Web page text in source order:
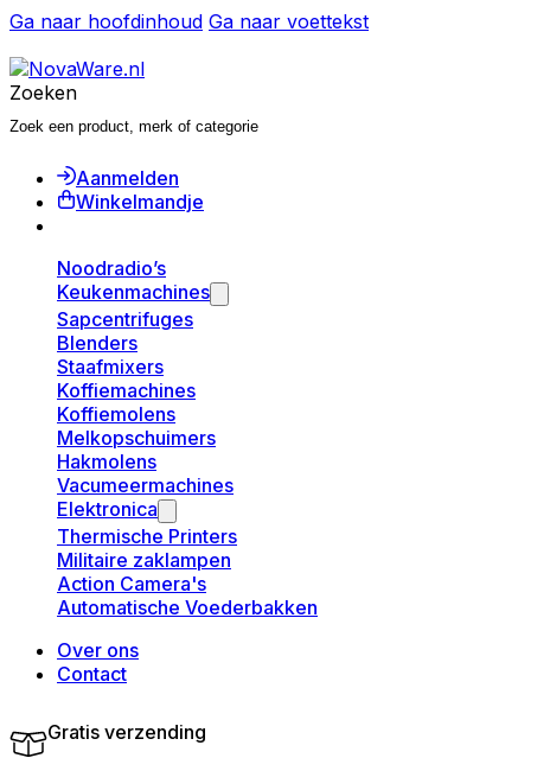
Ga naar hoofdinhoud Ga naar voettekst
Zoeken
Aanmelden
Winkelmandje
Noodradio’s
Keukenmachines
Sapcentrifuges
Blenders
Staafmixers
Koffiemachines
Koffiemolens
Melkopschuimers
Hakmolens
Vacumeermachines
Elektronica
Thermische Printers
Militaire zaklampen
Action Camera's
Automatische Voederbakken
Over ons
Contact
Gratis verzending